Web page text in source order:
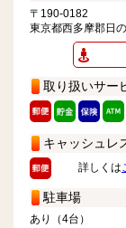
〒190-0182
東京都西多摩郡日
取り扱いサー
キャッシュレ
詳しくは
駐車場
あり（4台）